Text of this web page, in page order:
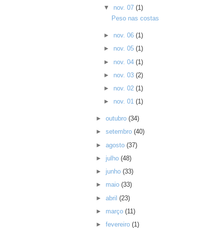
▼ nov. 07 (1)
Peso nas costas
► nov. 06 (1)
► nov. 05 (1)
► nov. 04 (1)
► nov. 03 (2)
► nov. 02 (1)
► nov. 01 (1)
►outubro(34)
►setembro(40)
►agosto(37)
► julho(48)
► junho(33)
► maio(33)
►abril(23)
► março(11)
►fevereiro(1)